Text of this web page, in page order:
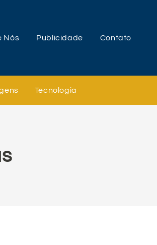
Nós Publicidade Contato
Tecnologia